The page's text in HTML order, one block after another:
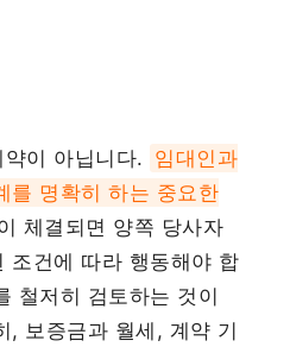
이 아닙니다. 임대인과
를 명확히 하는 중요한
체결되면 양쪽 당사자
조건에 따라 행동해야 합
철저히 검토하는 것이
, 보증금과 월세, 계약 기